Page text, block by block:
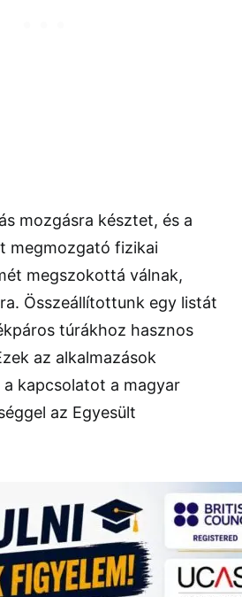
mozgásra késztet, és a
megmozgató fizikai
megszokottá válnak,
Összeállítottunk egy listát
túrákhoz hasznos
az alkalmazások
kapcsolatot a magyar
az Egyesült